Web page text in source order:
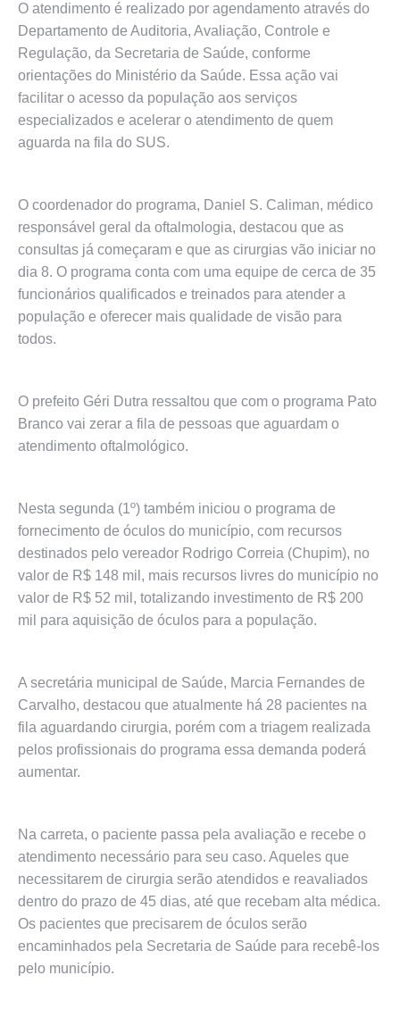
O atendimento é realizado por agendamento através do
Departamento de Auditoria, Avaliação, Controle e
Regulação, da Secretaria de Saúde, conforme
orientações do Ministério da Saúde. Essa ação vai
facilitar o acesso da população aos serviços
especializados e acelerar o atendimento de quem
aguarda na fila do SUS.
O coordenador do programa, Daniel S. Caliman, médico
responsável geral da oftalmologia, destacou que as
consultas já começaram e que as cirurgias vão iniciar no
dia 8. O programa conta com uma equipe de cerca de 35
funcionários qualificados e treinados para atender a
população e oferecer mais qualidade de visão para
todos.
O prefeito Géri Dutra ressaltou que com o programa Pato
Branco vai zerar a fila de pessoas que aguardam o
atendimento oftalmológico.
Nesta segunda (1º) também iniciou o programa de
fornecimento de óculos do município, com recursos
destinados pelo vereador Rodrigo Correia (Chupim), no
valor de R$ 148 mil, mais recursos livres do município no
valor de R$ 52 mil, totalizando investimento de R$ 200
mil para aquisição de óculos para a população.
A secretária municipal de Saúde, Marcia Fernandes de
Carvalho, destacou que atualmente há 28 pacientes na
fila aguardando cirurgia, porém com a triagem realizada
pelos profissionais do programa essa demanda poderá
aumentar.
Na carreta, o paciente passa pela avaliação e recebe o
atendimento necessário para seu caso. Aqueles que
necessitarem de cirurgia serão atendidos e reavaliados
dentro do prazo de 45 dias, até que recebam alta médica.
Os pacientes que precisarem de óculos serão
encaminhados pela Secretaria de Saúde para recebê-los
pelo município.